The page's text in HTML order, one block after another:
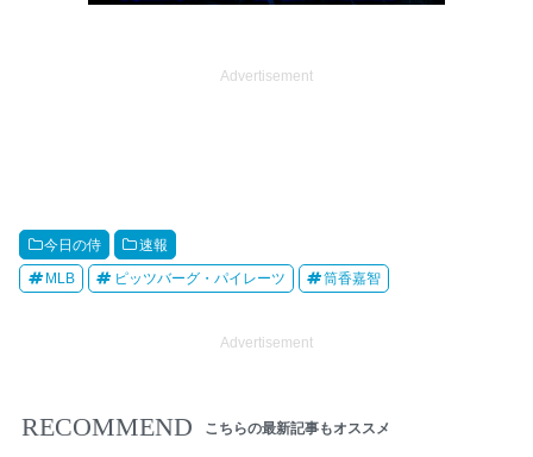
Advertisement
今日の侍 速報
MLB ピッツバーグ・パイレーツ 筒香嘉智
Advertisement
RECOMMEND こちらの最新記事もオススメ